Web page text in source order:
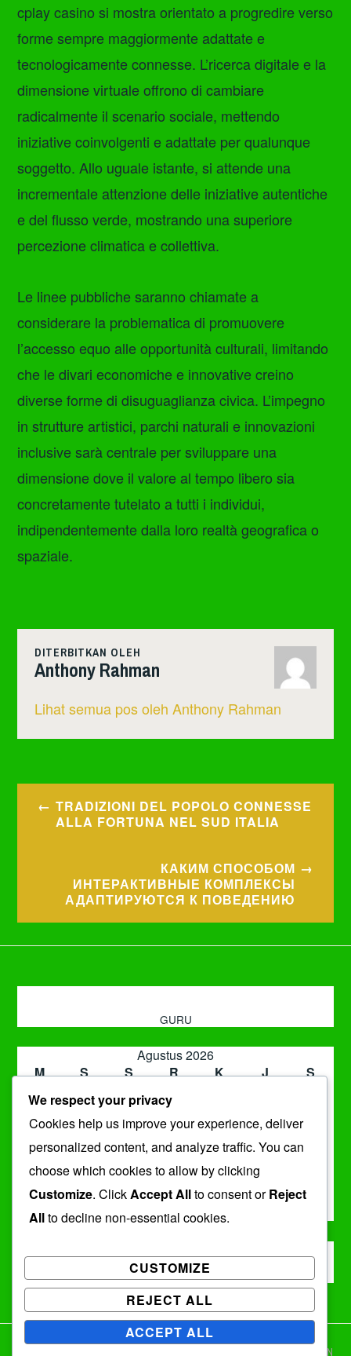
cplay casino si mostra orientato a progredire verso
forme sempre maggiormente adattate e
tecnologicamente connesse. L’ricerca digitale e la
dimensione virtuale offrono di cambiare
radicalmente il scenario sociale, mettendo
iniziative coinvolgenti e adattate per qualunque
soggetto. Allo uguale istante, si attende una
incrementale attenzione delle iniziative autentiche
e del flusso verde, mostrando una superiore
percezione climatica e collettiva.
Le linee pubbliche saranno chiamate a
considerare la problematica di promuovere
l’accesso equo alle opportunità culturali, limitando
che le divari economiche e innovative creino
diverse forme di disuguaglianza civica. L’impegno
in strutture artistici, parchi naturali e innovazioni
inclusive sarà centrale per sviluppare una
dimensione dove il valore al tempo libero sia
concretamente tutelato a tutti i individui,
indipendentemente dalla loro realtà geografica o
spaziale.
DITERBITKAN OLEH
Anthony Rahman
Lihat semua pos oleh Anthony Rahman
Navigasi
TRADIZIONI DEL POPOLO CONNESSE
ALLA FORTUNA NEL SUD ITALIA
КАКИМ СПОСОБОМ
ИНТЕРАКТИВНЫЕ КОМПЛЕКСЫ
АДАПТИРУЮТСЯ К ПОВЕДЕНИЮ
GURU
Agustus 2026
M
S S R K J
S
2
3 4 5
9
10 11 12 13 14
15
16
17 18 19 20 21
30
31
« Jul
TEMA: IXION
We respect your privacy
Cookies help us improve your experience, deliver
personalized content, and analyze traffic. You can
choose which cookies to allow by clicking
Customize. ClickAccept Allto consent orReject
Allto decline non-essential cookies.
CUSTOMIZE
REJECT ALL
ACCEPT ALL